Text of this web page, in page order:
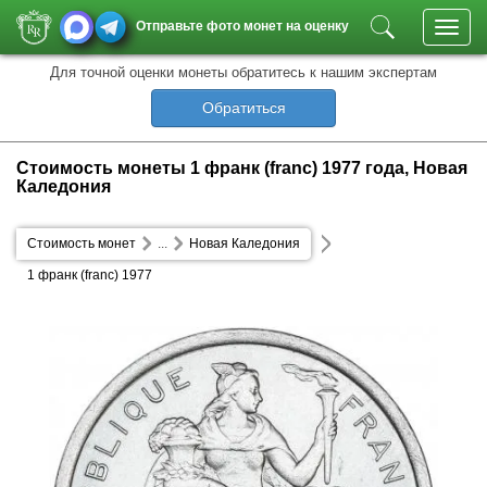
Отправьте фото монет на оценку
Для точной оценки монеты обратитесь к нашим экспертам
Обратиться
Стоимость монеты 1 франк (franc) 1977 года, Новая
Каледония
Стоимость монет Новая Каледония
...
1 франк (franc) 1977